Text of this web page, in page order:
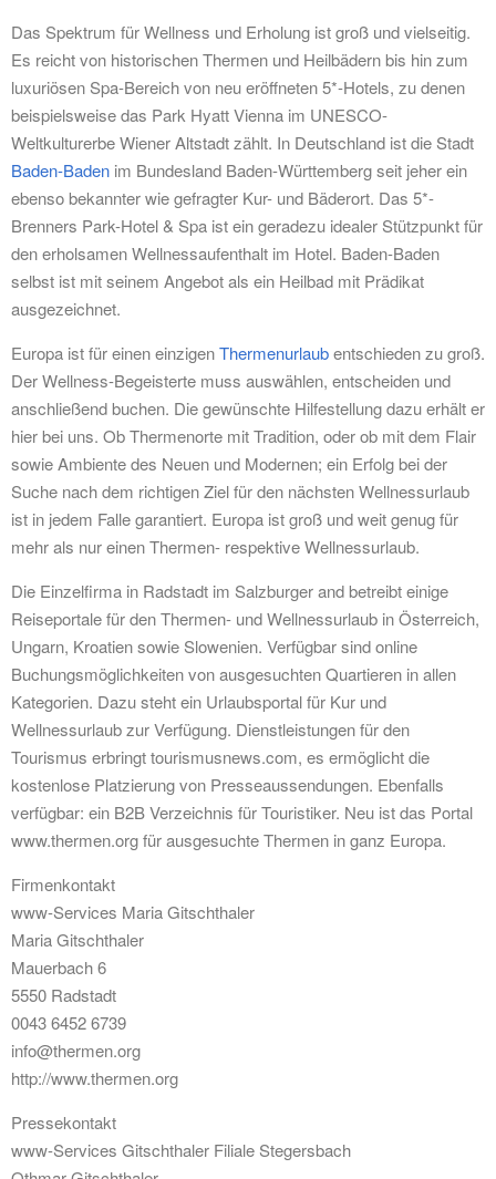
Das Spektrum für Wellness und Erholung ist groß und vielseitig.
Es reicht von historischen Thermen und Heilbädern bis hin zum
luxuriösen Spa-Bereich von neu eröffneten 5*-Hotels, zu denen
beispielsweise das Park Hyatt Vienna im UNESCO-
Weltkulturerbe Wiener Altstadt zählt. In Deutschland ist die Stadt
Baden-Baden im Bundesland Baden-Württemberg seit jeher ein
ebenso bekannter wie gefragter Kur- und Bäderort. Das 5*-
Brenners Park-Hotel & Spa ist ein geradezu idealer Stützpunkt für
den erholsamen Wellnessaufenthalt im Hotel. Baden-Baden
selbst ist mit seinem Angebot als ein Heilbad mit Prädikat
ausgezeichnet.
Europa ist für einen einzigenThermenurlaubentschieden zu groß.
Der Wellness-Begeisterte muss auswählen, entscheiden und
anschließend buchen. Die gewünschte Hilfestellung dazu erhält er
hier bei uns. Ob Thermenorte mit Tradition, oder ob mit dem Flair
sowie Ambiente des Neuen und Modernen; ein Erfolg bei der
Suche nach dem richtigen Ziel für den nächsten Wellnessurlaub
ist in jedem Falle garantiert. Europa ist groß und weit genug für
mehr als nur einen Thermen- respektive Wellnessurlaub.
Die Einzelfirma in Radstadt im Salzburger and betreibt einige
Reiseportale für den Thermen- und Wellnessurlaub in Österreich,
Ungarn, Kroatien sowie Slowenien. Verfügbar sind online
Buchungsmöglichkeiten von ausgesuchten Quartieren in allen
Kategorien. Dazu steht ein Urlaubsportal für Kur und
Wellnessurlaub zur Verfügung. Dienstleistungen für den
Tourismus erbringt tourismusnews.com, es ermöglicht die
kostenlose Platzierung von Presseaussendungen. Ebenfalls
verfügbar: ein B2B Verzeichnis für Touristiker. Neu ist das Portal
www.thermen.org für ausgesuchte Thermen in ganz Europa.
Firmenkontakt
www-Services Maria Gitschthaler
Maria Gitschthaler
Mauerbach 6
5550 Radstadt
0043 6452 6739
info@thermen.org
http://www.thermen.org
Pressekontakt
www-Services Gitschthaler Filiale Stegersbach